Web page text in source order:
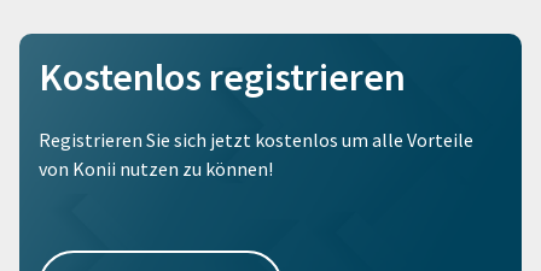
Kostenlos registrieren
Registrieren Sie sich jetzt kostenlos um alle Vorteile
von Konii nutzen zu können!